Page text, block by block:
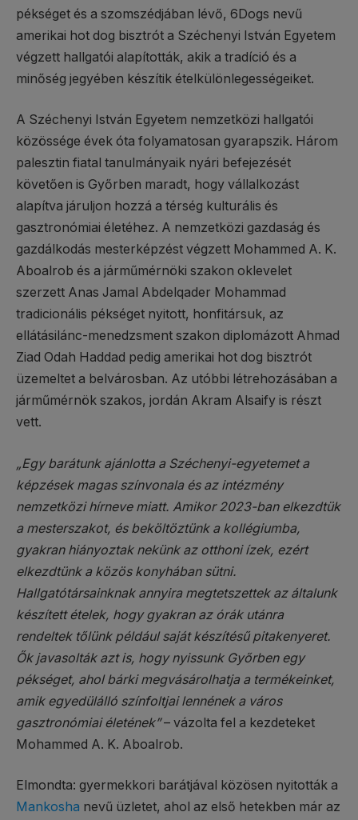
pékséget és a szomszédjában lévő, 6Dogs nevű
amerikai hot dog bisztrót a Széchenyi István Egyetem
végzett hallgatói alapították, akik a tradíció és a
minőség jegyében készítik ételkülönlegességeiket.
A Széchenyi István Egyetem nemzetközi hallgatói
közössége évek óta folyamatosan gyarapszik. Három
palesztin fiatal tanulmányaik nyári befejezését
követően is Győrben maradt, hogy vállalkozást
alapítva járuljon hozzá a térség kulturális és
gasztronómiai életéhez. A nemzetközi gazdaság és
gazdálkodás mesterképzést végzett Mohammed A. K.
Aboalrob és a járműmérnöki szakon oklevelet
szerzett Anas Jamal Abdelqader Mohammad
tradicionális pékséget nyitott, honfitársuk, az
ellátásilánc-menedzsment szakon diplomázott Ahmad
Ziad Odah Haddad pedig amerikai hot dog bisztrót
üzemeltet a belvárosban. Az utóbbi létrehozásában a
járműmérnök szakos, jordán Akram Alsaify is részt
vett.
„Egy barátunk ajánlotta a Széchenyi-egyetemet a
képzések magas színvonala és az intézmény
nemzetközi hírneve miatt. Amikor 2023-ban elkezdtük
a mesterszakot, és beköltöztünk a kollégiumba,
gyakran hiányoztak nekünk az otthoni ízek, ezért
elkezdtünk a közös konyhában sütni.
Hallgatótársainknak annyira megtetszettek az általunk
készített ételek, hogy gyakran az órák utánra
rendeltek tőlünk például saját készítésű pitakenyeret.
Ők javasolták azt is, hogy nyissunk Győrben egy
pékséget, ahol bárki megvásárolhatja a termékeinket,
amik egyedülálló színfoltjai lennének a város
gasztronómiai életének”– vázolta fel a kezdeteket
Mohammed A. K. Aboalrob.
Elmondta: gyermekkori barátjával közösen nyitották a
Mankosha nevű üzletet, ahol az első hetekben már az